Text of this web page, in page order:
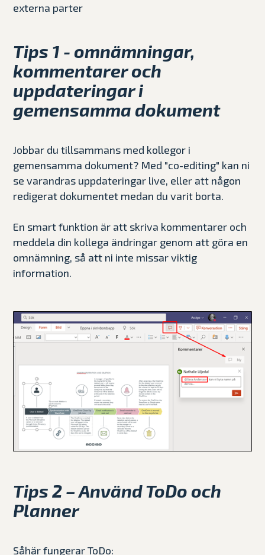
externa parter
Tips 1 - omnämningar,
kommentarer och
uppdateringar i
gemensamma dokument
Jobbar du tillsammans med kollegor i
gemensamma dokument? Med "co-editing" kan ni
se varandras uppdateringar live, eller att någon
redigerat dokumentet medan du varit borta.
En smart funktion är att skriva kommentarer och
meddela din kollega ändringar genom att göra en
omnämning, så att ni inte missar viktig
information.
Tips 2 – Använd ToDo och
Planner
Såhär fungerar ToDo: